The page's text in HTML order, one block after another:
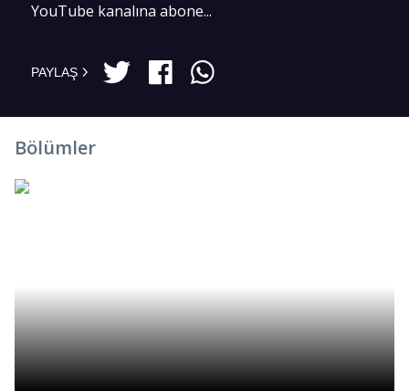
YouTube kanalına abone...
PAYLAŞ
Bölümler